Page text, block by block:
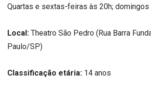
Quartas e sextas-feiras às 20h; domingos
Local: Theatro São Pedro (Rua Barra
Paulo/SP)
Classificação etária: 14 anos